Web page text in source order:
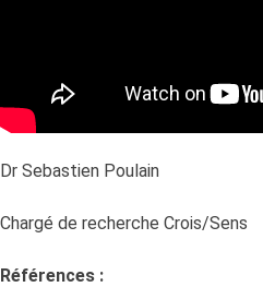
Dr Sebastien Poulain
Chargé de recherche Crois/Sens
Références :